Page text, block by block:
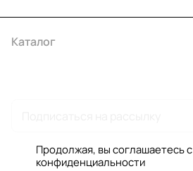
Каталог
Продолжая, вы соглашаетесь с
конфиденциальности